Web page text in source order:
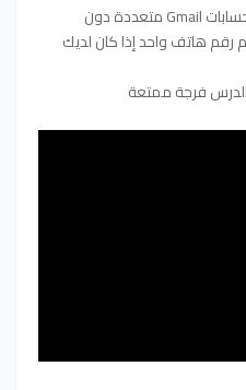
ستتيح لك هذه الطرق إنشاء حسابات Gmail متعددة دون
رقم هاتف واحد إذا كان لديك
فرجة ممتعة